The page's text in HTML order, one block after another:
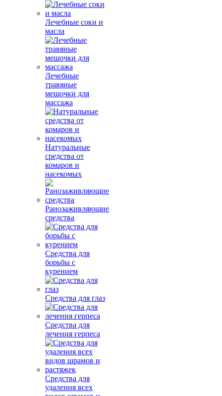
Лечебные соки и
масла
Лечебные
травяные
мешочки для
массажа
Натуральные
средства от
комаров и
насекомых
Ранозаживляющие
средства
Средства для
борьбы с
курением
Средства для глаз
Средства для
лечения герпеса
Средства для
удаления всех